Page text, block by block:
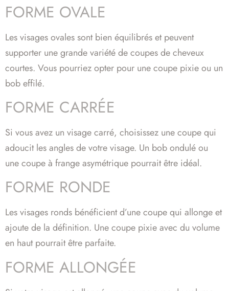
FORME OVALE
Les visages ovales sont bien équilibrés et peuvent
supporter une grande variété de coupes de cheveux
courtes. Vous pourriez opter pour une coupe pixie ou un
bob effilé.
FORME CARRÉE
Si vous avez un visage carré, choisissez une coupe qui
adoucit les angles de votre visage. Un bob ondulé ou
une coupe à frange asymétrique pourrait être idéal.
FORME RONDE
Les visages ronds bénéficient d’une coupe qui allonge et
ajoute de la définition. Une coupe pixie avec du volume
en haut pourrait être parfaite.
FORME ALLONGÉE